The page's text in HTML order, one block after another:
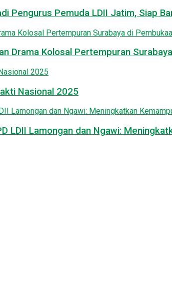
Pengurus Pemuda LDII Jatim, Siap
Drama Kolosal Pertempuran
Nasional 2025
LDII Lamongan dan Ngawi: